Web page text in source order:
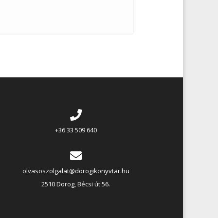
+36 33 509 640
olvasoszolgalat@dorogikonyvtar.hu
2510 Dorog, Bécsi út 56.